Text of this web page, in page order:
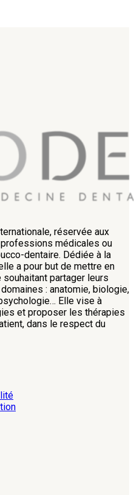
réservée aux
médicales ou
dentaire. Dédiée à la
a pour but de mettre en
partager leurs
: anatomie, biologie,
Elle vise à
et proposer les thérapies
dans le respect du